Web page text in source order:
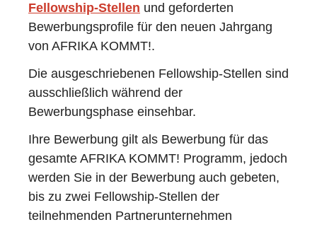
Fellowship-Stellen und geforderten
Bewerbungsprofile für den neuen Jahrgang
von AFRIKA KOMMT!.
Die ausgeschriebenen Fellowship-Stellen sind
ausschließlich während der
Bewerbungsphase einsehbar.
Ihre Bewerbung gilt als Bewerbung für das
gesamte AFRIKA KOMMT! Programm, jedoch
werden Sie in der Bewerbung auch gebeten,
bis zu zwei Fellowship-Stellen der
teilnehmenden Partnerunternehmen